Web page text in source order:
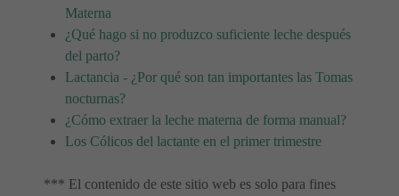
Materna
¿Qué hago si no produzco suficiente leche después
del parto?
Lactancia - ¿Por qué son tan importantes las Tomas
nocturnas?
¿Cómo extraer la leche materna de forma manual?
Los Cólicos del lactante en el primer trimestre
*** El contenido de este sitio web es solo para fines